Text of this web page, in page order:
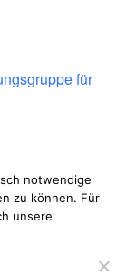
für
notwendige
zu können. Für
unsere